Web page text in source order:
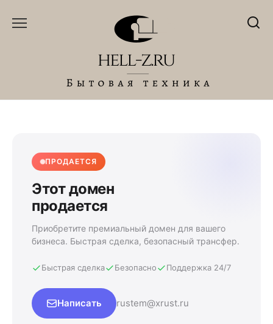
ПРОДАЕТСЯ
Этот домен
продается
Приобретите премиальный домен для вашего
бизнеса. Быстрая сделка, безопасный трансфер.
Быстрая сделка Безопасно Поддержка 24/7
Написать rustem@xrust.ru